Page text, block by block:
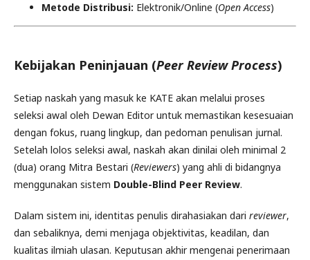
Metode Distribusi: Elektronik/Online (Open Access)
Kebijakan Peninjauan (Peer Review Process)
Setiap naskah yang masuk ke KATE akan melalui proses
seleksi awal oleh Dewan Editor untuk memastikan kesesuaian
dengan fokus, ruang lingkup, dan pedoman penulisan jurnal.
Setelah lolos seleksi awal, naskah akan dinilai oleh minimal 2
(dua) orang Mitra Bestari (Reviewers) yang ahli di bidangnya
menggunakan sistem Double-Blind Peer Review.
Dalam sistem ini, identitas penulis dirahasiakan dari reviewer,
dan sebaliknya, demi menjaga objektivitas, keadilan, dan
kualitas ilmiah ulasan. Keputusan akhir mengenai penerimaan